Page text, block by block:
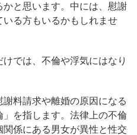
と思います。中には、慰謝
る方もいるかもしれませ
では、不倫や浮気にはなり
料請求や離婚の原因になる
を指します。法律上の不倫
係にある男女が異性と性交